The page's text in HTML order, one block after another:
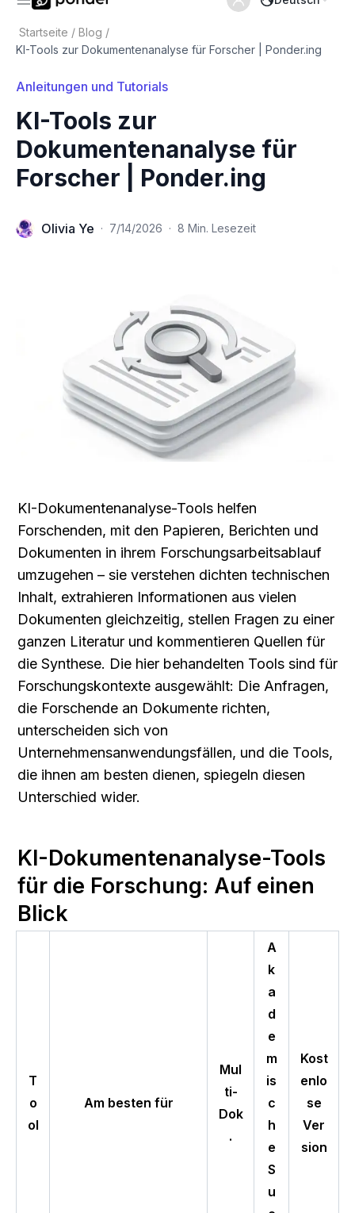
Startseite / Blog /
KI-Tools zur Dokumentenanalyse für Forscher | Ponder.ing
Anleitungen und Tutorials
KI-Tools zur
Dokumentenanalyse für
Forscher | Ponder.ing
Olivia Ye · 7/14/2026 · 8 Min. Lesezeit
KI-Dokumentenanalyse-Tools helfen
Forschenden, mit den Papieren, Berichten und
Dokumenten in ihrem Forschungsarbeitsablauf
umzugehen – sie verstehen dichten technischen
Inhalt, extrahieren Informationen aus vielen
Dokumenten gleichzeitig, stellen Fragen zu einer
ganzen Literatur und kommentieren Quellen für
die Synthese. Die hier behandelten Tools sind für
Forschungskontexte ausgewählt: Die Anfragen,
die Forschende an Dokumente richten,
unterscheiden sich von
Unternehmensanwendungsfällen, und die Tools,
die ihnen am besten dienen, spiegeln diesen
Unterschied wider.
KI-Dokumentenanalyse-Tools
für die Forschung: Auf einen
Blick
T
o
ol
Am besten für
Mul
ti-
Dok
.
A
k
a
d
e
m
is
c
h
e
S
u
Kost
enlo
se
Ver
sion